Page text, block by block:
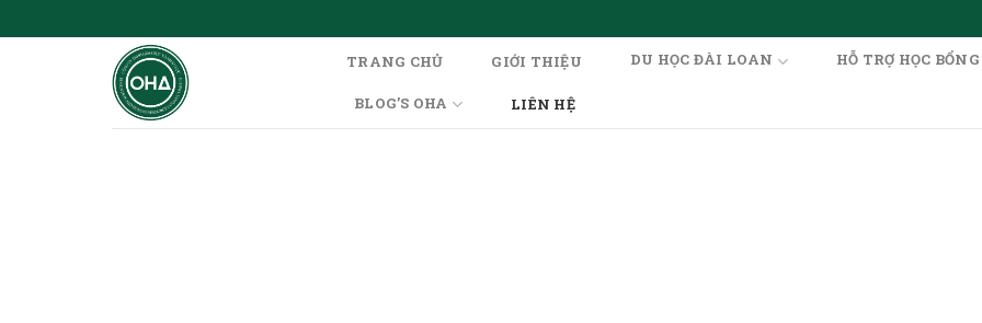
TRANG CHỦ GIỚI THIỆU DU HỌC ĐÀI LOAN HỖ TRỢ HỌC BỔNG
BLOG’S OHA LIÊN HỆ